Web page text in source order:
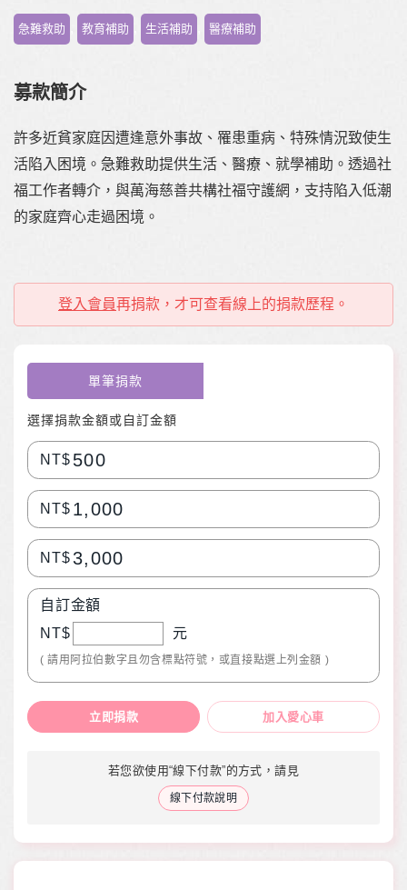
急難救助 教育補助 生活補助 醫療補助
募款簡介
許多近貧家庭因遭逢意外事故、罹患重病、特殊情況致使生
活陷入困境。急難救助提供生活、醫療、就學補助。透過社
福工作者轉介，與萬海慈善共構社福守護網，支持陷入低潮
的家庭齊心走過困境。
登入會員再捐款，才可查看線上的捐款歷程。
單筆捐款
選擇捐款金額或自訂金額
NT$ 500
NT$ 1,000
NT$ 3,000
自訂金額
NT$
元
( 請用阿拉伯數字且勿含標點符號，或直接點選上列金額 )
立即捐款 加入愛心車
若您欲使用“線下付款”的方式，請見
線下付款說明